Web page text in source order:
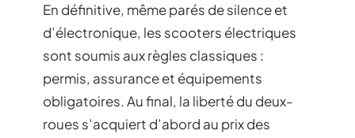
En définitive, même parés de silence et
d’électronique, les scooters électriques
sont soumis aux règles classiques :
permis, assurance et équipements
obligatoires. Au final, la liberté du deux-
roues s’acquiert d’abord au prix des